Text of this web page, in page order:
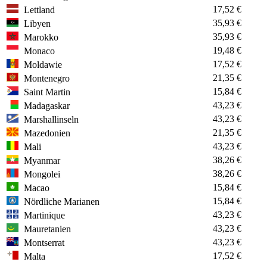
Lettland
17,52 €
Libyen
35,93 €
Marokko
35,93 €
Monaco
19,48 €
Moldawie
17,52 €
Montenegro
21,35 €
Saint Martin
15,84 €
Madagaskar
43,23 €
Marshallinseln
43,23 €
Mazedonien
21,35 €
Mali
43,23 €
Myanmar
38,26 €
Mongolei
38,26 €
Macao
15,84 €
Nördliche Marianen
15,84 €
Martinique
43,23 €
Mauretanien
43,23 €
Montserrat
43,23 €
Malta
17,52 €